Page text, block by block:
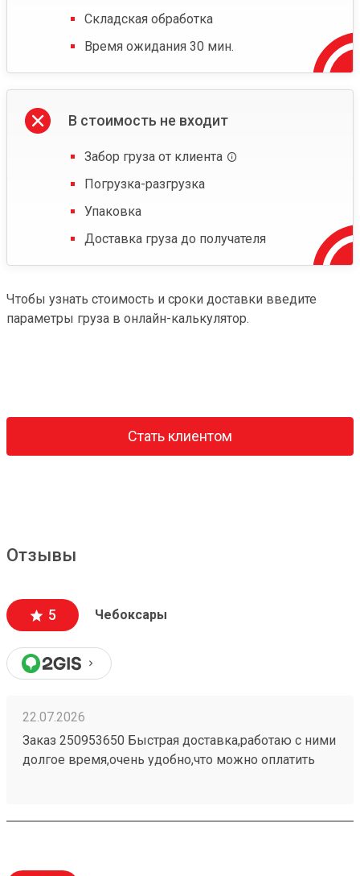
Складская обработка
Время ожидания 30 мин.
В стоимость не входит
Забор груза от клиента
Погрузка-разгрузка
Упаковка
Доставка груза до получателя
Чтобы узнать стоимость и сроки доставки введите
параметры груза в онлайн-калькулятор.
Стать клиентом
Отзывы
5 Чебоксары
22.07.2026
Заказ 250953650 Быстрая доставка,работаю с ними
долгое время,очень удобно,что можно оплатить
для распаковки